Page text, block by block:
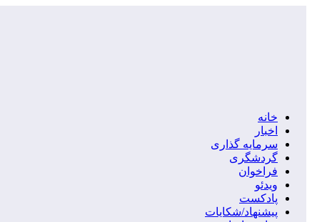
خانه
اخبار
سرمایه گذاری
گردشگری
فراخوان
ویدئو
پادکست
پیشنهاد/شکایات